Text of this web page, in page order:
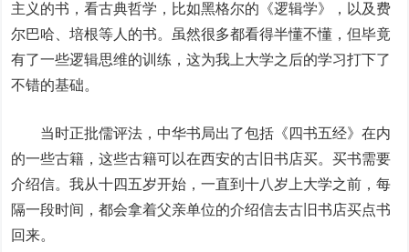
主义的书，看古典哲学，比如黑格尔的《逻辑学》，以及费
尔巴哈、培根等人的书。虽然很多都看得半懂不懂，但毕竟
有了一些逻辑思维的训练，这为我上大学之后的学习打下了
不错的基础。
当时正批儒评法，中华书局出了包括《四书五经》在内
的一些古籍，这些古籍可以在西安的古旧书店买。买书需要
介绍信。我从十四五岁开始，一直到十八岁上大学之前，每
隔一段时间，都会拿着父亲单位的介绍信去古旧书店买点书
回来。